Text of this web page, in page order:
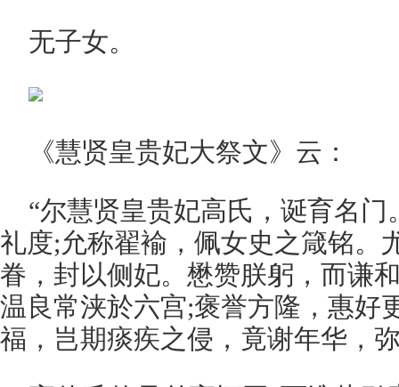
无子女。
《慧贤皇贵妃大祭文》云：
“尔慧贤皇贵妃高氏，诞育名
礼度;允称翟褕，佩女史之箴铭。
眷，封以侧妃。懋赞朕躬，而谦
温良常浃於六宫;褒誉方隆，惠好
福，岂期痰疾之侵，竟谢年华，